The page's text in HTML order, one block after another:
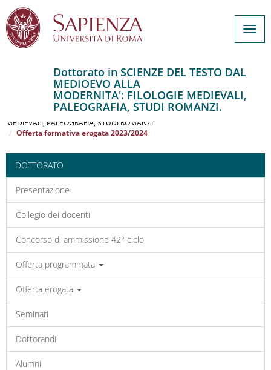
principale
Dottorato in SCIENZE DEL TESTO DAL
MEDIOEVO ALLA
MODERNITA': FILOLOGIE MEDIEVALI,
PALEOGRAFIA, STUDI ROMANZI.
SCIENZE DEL TESTO DAL MEDIOEVO ALLA MODERNITA': FILOLOGIE
MEDIEVALI, PALEOGRAFIA, STUDI ROMANZI.
Offerta formativa erogata 2023/2024
DOTTORATO
Presentazione
Collegio dei docenti
Concorso di ammissione 42° ciclo
Offerta programmata
Offerta erogata
Seminari
Dottorandi
Alumni